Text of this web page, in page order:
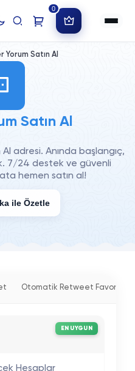
0
Yorum Satın Al
Satın Al
adresi. Anında başlangıç,
7/24 destek ve güvenli
hemen satın al!
ile Özetle
Otomatik Retweet Favori
EN UYGUN
Hesaplar